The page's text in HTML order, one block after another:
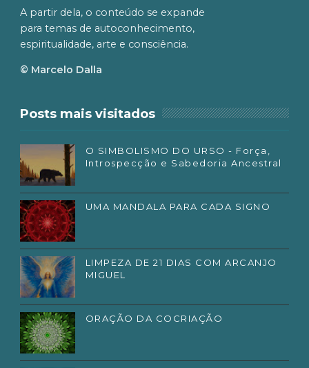
A partir dela, o conteúdo se expande
para temas de autoconhecimento,
espiritualidade, arte e consciência.
© Marcelo Dalla
Posts mais visitados
O SIMBOLISMO DO URSO - Força,
Introspecção e Sabedoria Ancestral
UMA MANDALA PARA CADA SIGNO
LIMPEZA DE 21 DIAS COM ARCANJO
MIGUEL
ORAÇÃO DA COCRIAÇÃO